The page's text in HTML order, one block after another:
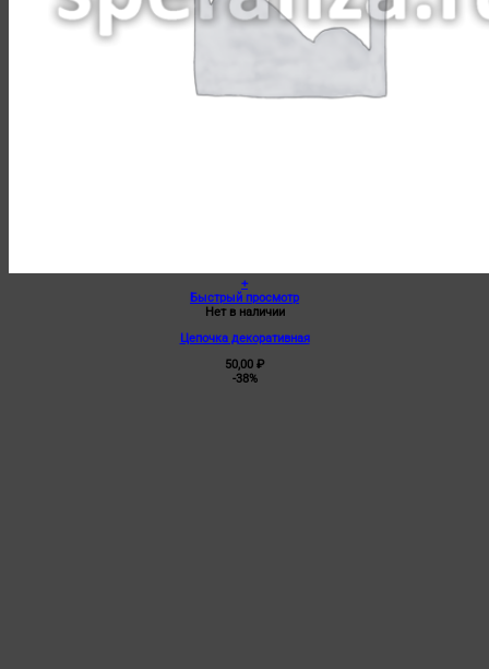
+
Быстрый просмотр
Нет в наличии
Цепочка декоративная
50,00 ₽
-38%